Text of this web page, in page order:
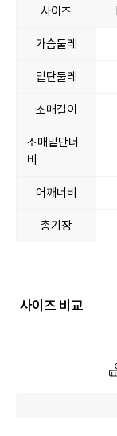
사이즈
가슴둘레
밑단둘레
소매길이
소매밑단너
비
어깨너비
총기장
사이즈 비교